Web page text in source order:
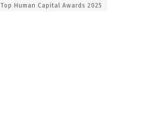
Top Human Capital Awards 2025